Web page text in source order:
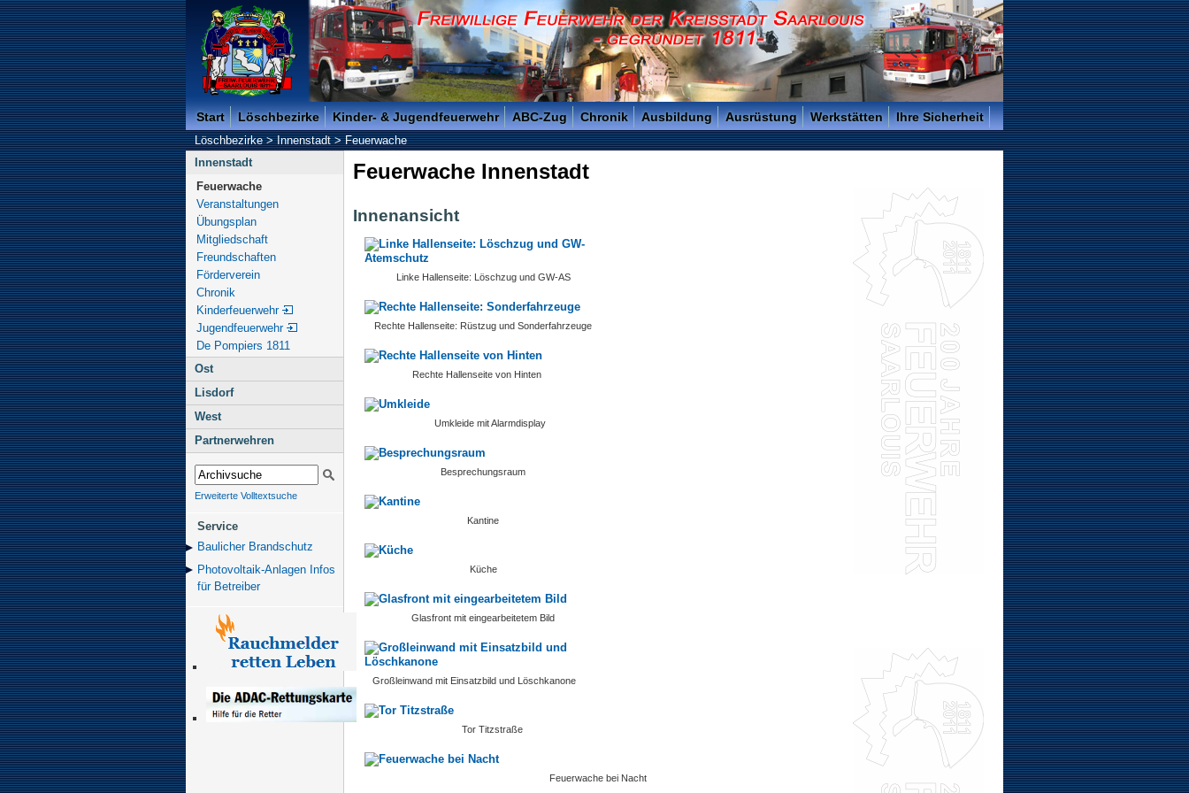
Freiwillige Feuerwehr der Kreisstadt Saarlouis - Gegründet 1811 -
Start Löschbezirke Kinder- & Jugendfeuerwehr ABC-Zug Chronik Ausbildung Ausrüstung Werkstätten Ihre Sicherheit
Löschbezirke>Innenstadt>Feuerwache
Innenstadt
Feuerwache
Veranstaltungen
Übungsplan
Mitgliedschaft
Freundschaften
Förderverein
Chronik
Kinderfeuerwehr
Jugendfeuerwehr
De Pompiers 1811
Ost
Lisdorf
West
Partnerwehren
Erweiterte Volltextsuche
Service
Baulicher Brand­schutz
Photovoltaik-Anlagen Infos
für Betreiber
Feuerwache Innenstadt
Innenansicht
Linke Hallenseite: Löschzug und GW-AS
Rechte Hallenseite: Rüstzug und Sonderfahrzeuge
Rechte Hallenseite von Hinten
Umkleide mit Alarmdisplay
Besprechungsraum
Kantine
Küche
Glasfront mit eingearbeitetem Bild
Großleinwand mit Einsatzbild und Löschkanone
Tor Titzstraße
Feuerwache bei Nacht